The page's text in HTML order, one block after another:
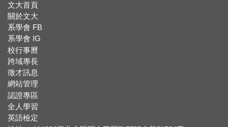
【新生組群】機械系115學年度入學新生群組。
賀!!!江沅晉老師獲選為112學年度教學傑出教師
賀!!!陳為仁老師獲選為111學年度校教學優良教師
文大首頁
關於文大
系學會 FB
系學會 IG
校行事曆
跨域專長
徵才訊息
網站管理
認證專區
全人學習
英語檢定